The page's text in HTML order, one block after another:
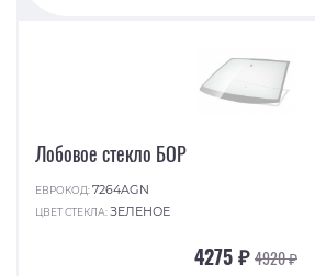
Лобовое стекло БОР
ЕВРОКОД:7264AGN
ЦВЕТ СТЕКЛА:ЗЕЛЕНОЕ
4275 ₽4920 ₽